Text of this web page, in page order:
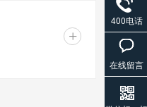
+
400电话
在线留言